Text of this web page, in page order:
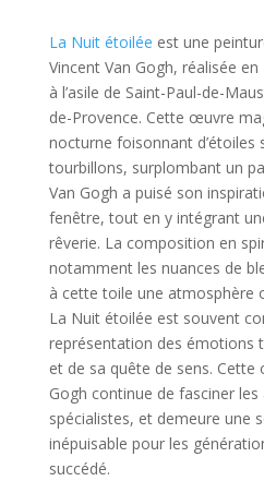
La Nuit étoilée est une
Vincent Van Gogh, réalisée
à l’asile de Saint-Paul-de-
de-Provence. Cette œuvre
nocturne foisonnant d’étoiles
tourbillons, surplombant un
Van Gogh a puisé son
fenêtre, tout en y intégrant
rêverie. La composition en
notamment les nuances de
à cette toile une atmosphère
La Nuit étoilée est souvent
représentation des émotions
et de sa quête de sens.
Gogh continue de fasciner les
spécialistes, et demeure une
inépuisable pour les
succédé.